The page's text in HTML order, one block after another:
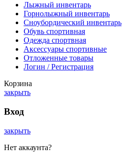
Лыжный инвентарь
Горнолыжный инвентарь
Сноубордический инвентарь
Обувь спортивная
Одежда спортвная
Аксессуары спортивные
Отложенные товары
Логин / Регистрация
Корзина
закрыть
Вход
закрыть
Нет аккаунта?